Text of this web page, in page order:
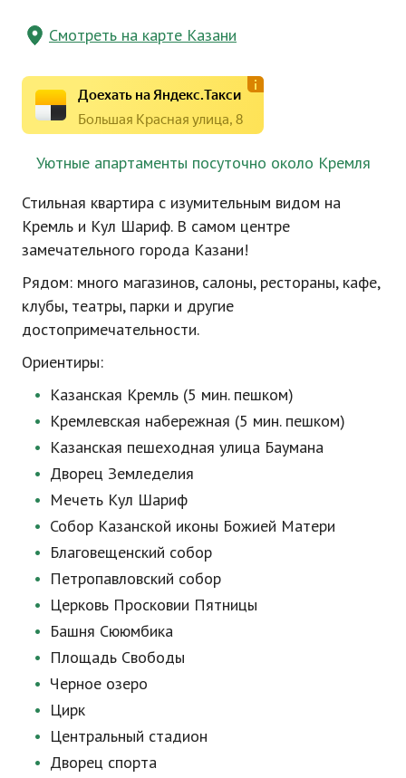
Смотреть на карте Казани
Доехать на Яндекс.Такси
Большая Красная улица, 8
Уютные апартаменты посуточно около Кремля
Стильная квартира с изумительным видом на
Кремль и Кул Шариф. В самом центре
замечательного города Казани!
Рядом: много магазинов, салоны, рестораны, кафе,
клубы, театры, парки и другие
достопримечательности.
Ориентиры:
Казанская Кремль (5 мин. пешком)
Кремлевская набережная (5 мин. пешком)
Казанская пешеходная улица Баумана
Дворец Земледелия
Мечеть Кул Шариф
Собор Казанской иконы Божией Матери
Благовещенский собор
Петропавловский собор
Церковь Просковии Пятницы
Башня Сююмбика
Площадь Свободы
Черное озеро
Цирк
Центральный стадион
Дворец спорта